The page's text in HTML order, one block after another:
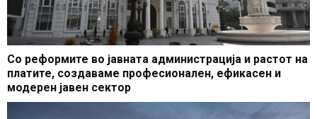
Со реформите во јавната администрација и растот на
платите, создаваме професионален, ефикасен и
модерен јавен сектор